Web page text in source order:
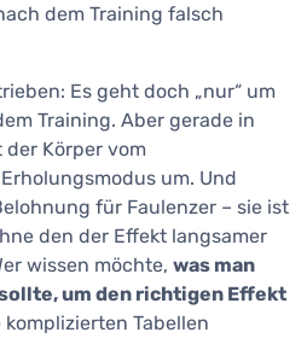
dem Training falsch
Es geht doch „nur“ um
Training. Aber gerade in
Körper vom
um. Und
für Faulenzer – sie ist
den der Effekt langsamer
wissen möchte, was man
um den richtigen Effekt
komplizierten Tabellen